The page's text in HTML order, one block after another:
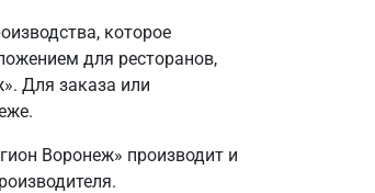
которое
для ресторанов,
Для заказа или
Воронеж» производит и